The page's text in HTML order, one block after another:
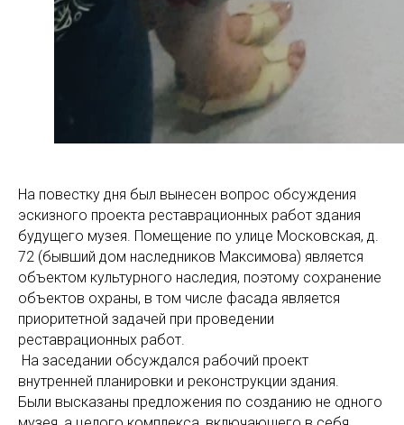
На повестку дня был вынесен вопрос обсуждения
эскизного проекта реставрационных работ здания
будущего музея. Помещение по улице Московская, д.
72 (бывший дом наследников Максимова) является
объектом культурного наследия, поэтому сохранение
объектов охраны, в том числе фасада является
приоритетной задачей при проведении
реставрационных работ.
На заседании обсуждался рабочий проект
внутренней планировки и реконструкции здания.
Были высказаны предложения по созданию не одного